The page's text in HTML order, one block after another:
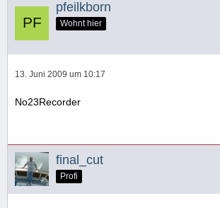
pfeilkborn
Wohnt hier
13. Juni 2009 um 10:17
No23Recorder
final_cut
Profi